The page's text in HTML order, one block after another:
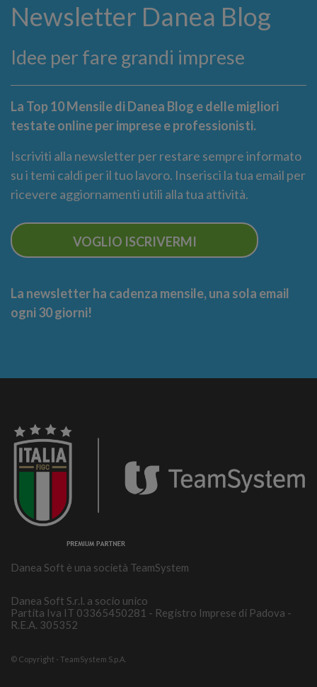
Newsletter Danea Blog
Idee per fare grandi imprese
La Top 10 Mensile di Danea Blog e delle migliori
testate online per imprese e professionisti.
Iscriviti alla newsletter per restare sempre informato
su i temi caldi per il tuo lavoro. Inserisci la tua email per
ricevere aggiornamenti utili alla tua attività.
VOGLIO ISCRIVERMI
La newsletter ha cadenza mensile, una sola email
ogni 30 giorni!
Danea Soft è una società TeamSystem
Danea Soft S.r.l. a socio unico
Partita Iva IT 03365450281 - Registro Imprese di Padova -
R.E.A. 305352
© Copyright - TeamSystem S.p.A.